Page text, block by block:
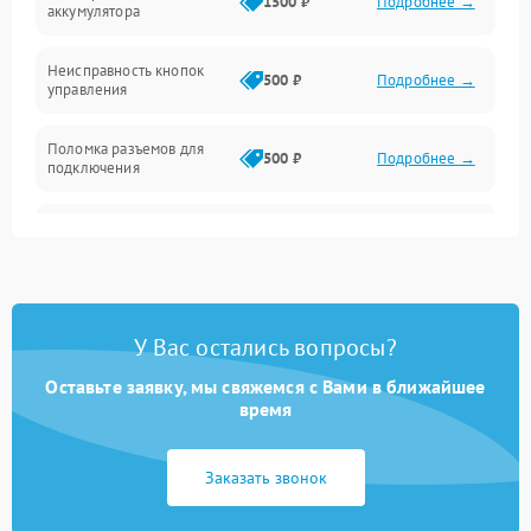
аккумулятора
Неисправность кнопок
управления
500 ₽ Подробнее →
Поломка разъемов для
подключения
500 ₽ Подробнее →
Повреждение проводов 500 ₽ Подробнее →
Неисправность системы
защиты от перегрузок
1000 ₽
Поломка системы
автоматического
У Вас остались вопросы?
Оставьте заявку, мы свяжемся с Вами в ближайшее
время
Заказать звонок